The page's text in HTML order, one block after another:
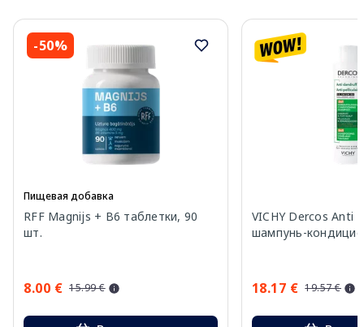
-50%
Пищевая добавка
RFF Magnijs + B6 таблетки, 90
шт.
8.00 € 15.99 €
VICHY Dercos Anti
шампунь-
18.17 € 19.57 €